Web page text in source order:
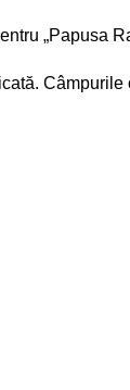
„Papusa
Câmpurile